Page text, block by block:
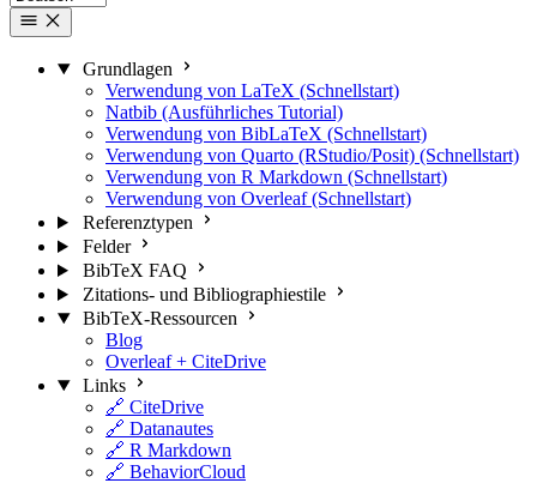
Grundlagen
Verwendung von LaTeX (Schnellstart)
Natbib (Ausführliches Tutorial)
Verwendung von BibLaTeX (Schnellstart)
Verwendung von Quarto (RStudio/Posit) (Schnellstart)
Verwendung von R Markdown (Schnellstart)
Verwendung von Overleaf (Schnellstart)
Referenztypen
Felder
BibTeX FAQ
Zitations- und Bibliographiestile
BibTeX-Ressourcen
Blog
Overleaf + CiteDrive
Links
🔗 CiteDrive
🔗 Datanautes
🔗 R Markdown
🔗 BehaviorCloud